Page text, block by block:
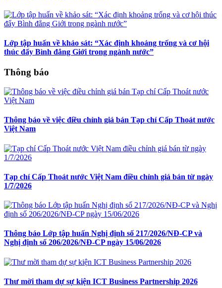
Lớp tập huấn về khảo sát: “Xác định khoảng trống và cơ hội
thúc đẩy Bình đẳng Giới trong ngành nước”
Thông báo
Thông báo về việc điều chỉnh giá bán Tạp chí Cấp Thoát nước
Việt Nam
Tạp chí Cấp Thoát nước Việt Nam điều chỉnh giá bán từ ngày
1/7/2026
Thông báo Lớp tập huấn Nghị định số 217/2026/NĐ-CP và
Nghị định số 206/2026/NĐ-CP ngày 15/06/2026
Thư mời tham dự sự kiện ICT Business Partnership 2026